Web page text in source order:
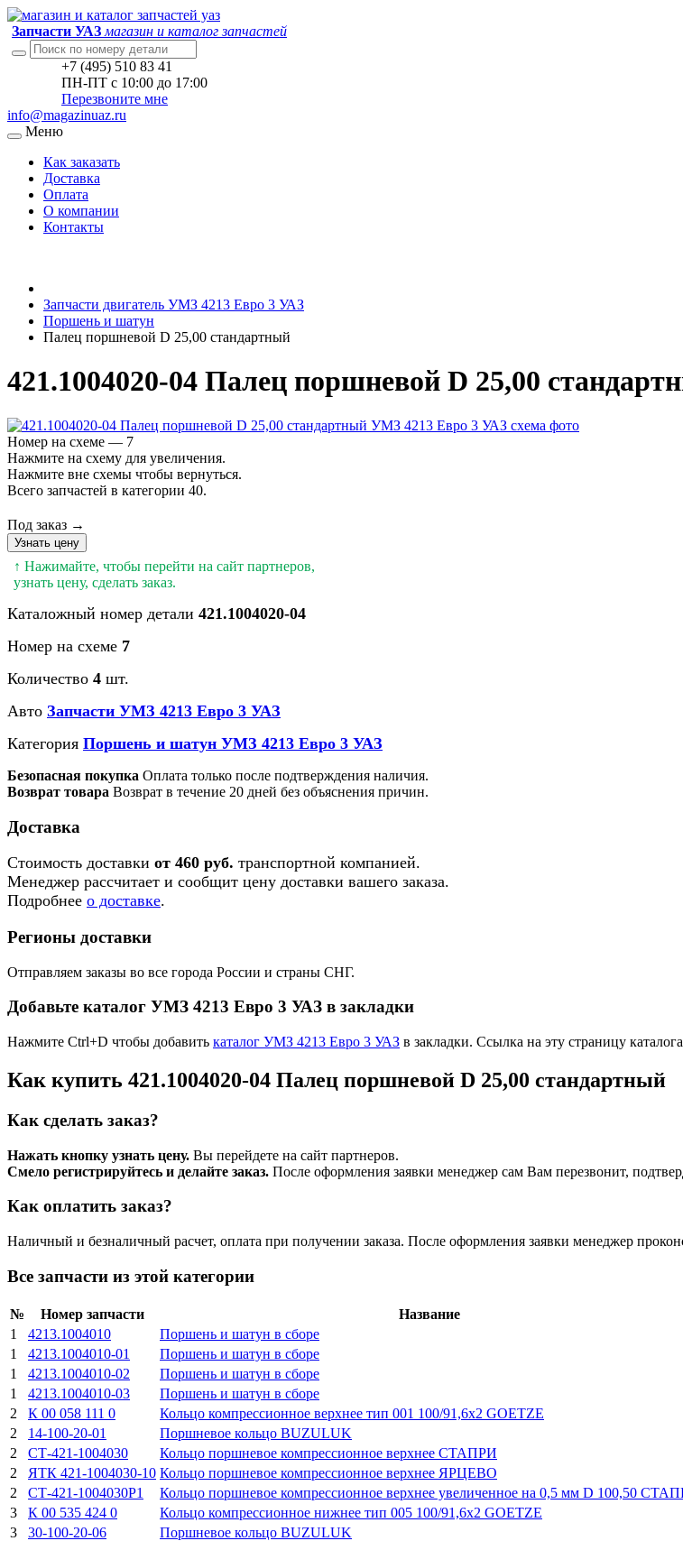
Запчасти УАЗ магазин и каталог запчастей
+7 (495) 510 83 41
ПН-ПТ с 10:00 до 17:00
Перезвоните мне
info@magazinuaz.ru
Меню
Как заказать
Доставка
Оплата
О компании
Контакты
Запчасти двигатель УМЗ 4213 Евро 3 УАЗ
Поршень и шатун
Палец поршневой D 25,00 стандаpтный
421.1004020-04 Палец поршневой D 25,00
Номер на схеме — 7
Нажмите на схему для увеличения.
Нажмите вне схемы чтобы вернуться.
Всего запчастей в категории 40.
Под заказ →
Узнать цену
↑ Нажимайте, чтобы перейти на сайт партнеров,
узнать цену, сделать заказ.
Каталожный номер детали 421.1004020-04
Номер на схеме 7
Количество 4 шт.
Авто Запчасти УМЗ 4213 Евро 3 УАЗ
Категория Поршень и шатун УМЗ 4213 Евро 3 УАЗ
Безопасная покупка Оплата только после подтверждения наличия.
Возврат товара Возврат в течение 20 дней без объяснения причин.
Доставка
Стоимость доставки от 460 руб. транспортной компанией.
Менеджер рассчитает и сообщит цену доставки вашего заказа.
Подробнее о доставке.
Регионы доставки
Отправляем заказы во все города России и страны СНГ.
Добавьте каталог УМЗ 4213 Евро 3 УАЗ в закладки
Нажмите Ctrl+D чтобы добавить каталог УМЗ 4213 Евро 3 УАЗ в закладки. Ссылка на эту страницу
Как купить 421.1004020-04 Палец поршневой D 25,00 стандаpтный
Как сделать заказ?
Нажать кнопку узнать цену. Вы перейдете на сайт партнеров.
Смело регистрируйтесь и делайте заказ. После оформления заявки менеджер сам Вам перезвонит,
Как оплатить заказ?
Наличный и безналичный расчет, оплата при получении заказа. После оформления заявки менеджер
Все запчасти из этой категории
№ Номер запчасти Название
1
4213.1004010 Поршень и шатун в сборе
1
4213.1004010-01 Поршень и шатун в сборе
1
4213.1004010-02 Поршень и шатун в сборе
1
4213.1004010-03 Поршень и шатун в сборе
2
К 00 058 111 0 Кольцо компрессионное верхнее тип 001 100/91,6х2 GOETZE
2
14-100-20-01 Поршневое кольцо BUZULUK
2
СТ-421-1004030 Кольцо поршневое компрессионное верхнее СТАПРИ
2
ЯТК 421-1004030-10 Кольцо поршневое компрессионное верхнее ЯРЦЕВО
2
СТ-421-1004030Р1 Кольцо поршневое компрессионное верхнее увеличенное на 0,5 мм D 100,50
3
К 00 535 424 0 Кольцо компрессионное нижнее тип 005 100/91,6х2 GOETZE
3
30-100-20-06 Поршневое кольцо BUZULUK